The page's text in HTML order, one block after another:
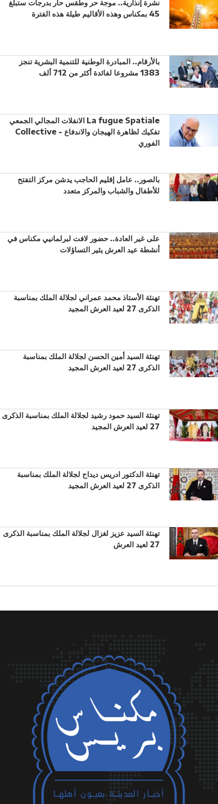
نشرة إنذارية.. موجة حر وطقس حار بدرجات ستبلغ
45 بمكناس وهذه الأقاليم طيلة هذه الفترة
بالأرقام.. المبادرة الوطنية للتنمية البشرية تنجز
1383 مشروعا لفائدة أكثر من 712 ألف
الانفلات المجالي الجمعي La fugue Spatiale
Collective - تفكيك لظاهرة الهيجان والاندفاع
الفوري
بالصور.. عامل إقليم الحاجب يدشن مركز التفتح
للأطفال والشباب والمركز متعدد
على غير العادة.. حضور لافت لبرلمانيي مكناس في
أنشطة عيد العرش يثير التساؤلات
تهنئة الأستاذ محمد عمراني لجلالة الملك بمناسبة
الذكرى 27 لعيد العرش المجيد
تهنئة السيد أمين الحسن لجلالة الملك بمناسبة
الذكرى 27 لعيد العرش المجيد
تهنئة السيد حمود رشيد لجلالة الملك بمناسبة الذكرى
27 لعيد العرش المجيد
تهنئة الدكتور ادريس ديداح لجلالة الملك بمناسبة
الذكرى 27 لعيد العرش المجيد
تهنئة السيد عزيز لغزال لجلالة الملك بمناسبة الذكرى
27 لعيد العرش